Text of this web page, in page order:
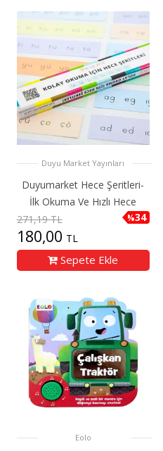
Duyu Market Yayınları
Duyumarket Hece Şeritleri-
İlk Okuma Ve Hızlı Hece
271,19 TL
180,00 TL
%34
Sepete Ekle
Eolo